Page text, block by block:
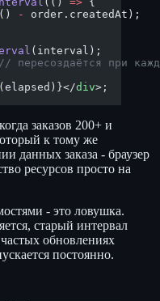
() -
order.createdAt);
(interval);
// пересоздаётся при
(elapsed)}</div>;
заказов 200+ и
к тому же
данных заказа - браузер
ресурсов просто на
- это ловушка.
старый интервал
обновлениях
постоянно.